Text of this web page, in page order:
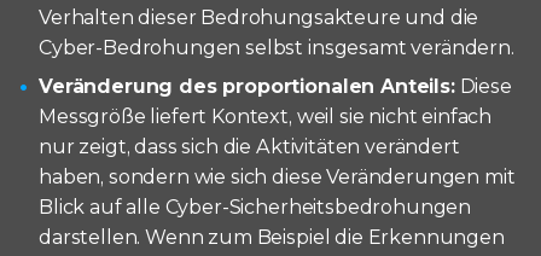
Verhalten dieser Bedrohungsakteure und die
Cyber-Bedrohungen selbst insgesamt verändern.
Veränderung des proportionalen Anteils:Diese
Messgröße liefert Kontext, weil sie nicht einfach
nur zeigt, dass sich die Aktivitäten verändert
haben, sondern wie sich diese Veränderungen mit
Blick auf alle Cyber-Sicherheitsbedrohungen
darstellen. Wenn zum Beispiel die Erkennungen